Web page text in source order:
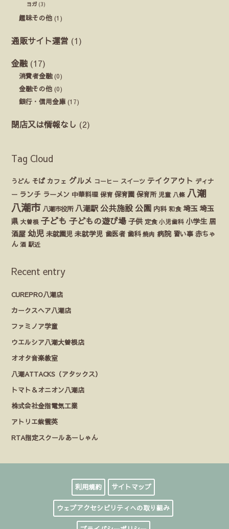
ヨガ (3)
趣味その他 (1)
通販サイト運営 (1)
金融 (17)
消費者金融(0)
金融その他 (0)
銀行・信用金庫 (17)
閉店又は情報なし (2)
Tag Cloud
うどん そば カフェ グルメ コーヒー スイーツ テイクアウト ディナ
ー ランチ ラーメン 中華料理 保育 保育園 保育所 児童 八條 八潮
八潮市 八潮市役所 八潮駅 公共施設 公園 内科 和食 埼玉 埼玉
県 大曽根 子ども 子どもの遊び場 子供 定食 小児歯科 小学生 居
酒屋 幼児 未就園児 未就学児 歯医者 歯科 焼肉 病院 習い事 赤ちゃ
ん 酒 駅近
Recent entry
CUREPRO八潮店
カークスヘア八潮店
ファミノア学童
ウエルシア八潮大曽根店
オオタ音楽教室
八潮ATTACKS（アタックス）
トマト＆オニオン八潮店
株式会社金指電気工業
アトリエ紫雲英
RTA指定スクールあーしゃん
利用規約 サイトマップ
ウェブアクセシビリティへの取り組み